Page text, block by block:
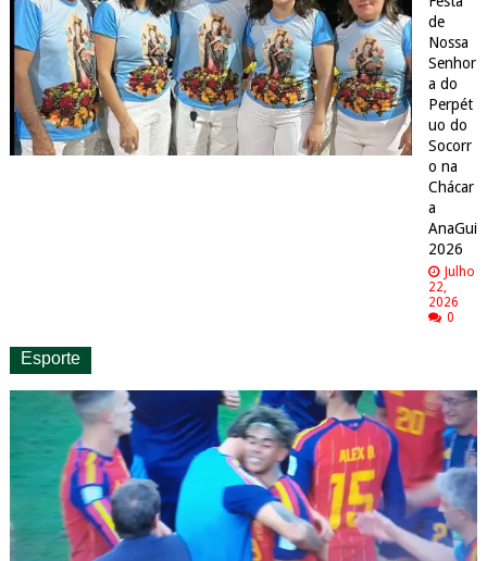
de
Nossa
Senhor
a do
Perpét
uo do
Socorr
o na
Chácar
a
AnaGui
2026
Julho
22,
2026
0
Esporte